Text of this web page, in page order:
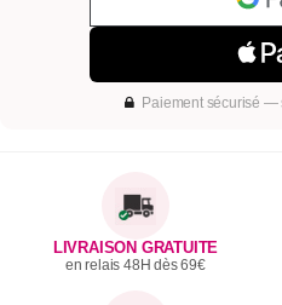
Paiement sécurisé —
LIVRAISON GRATUITE
en relais 48H dès 69€